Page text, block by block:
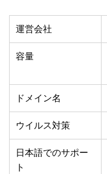
運営会社
容量
ドメイン名
ウイルス対策
日本語でのサポー
ト